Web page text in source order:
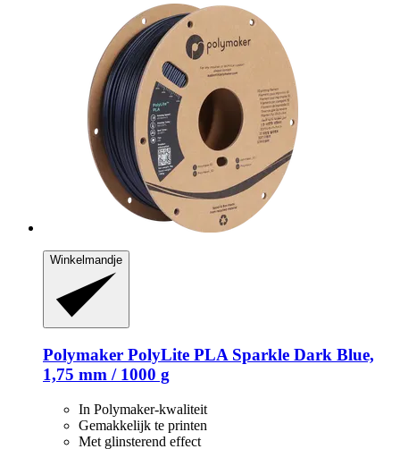
Winkelmandje
Polymaker PolyLite PLA Sparkle Dark Blue,
1,75 mm / 1000 g
In Polymaker-kwaliteit
Gemakkelijk te printen
Met glinsterend effect